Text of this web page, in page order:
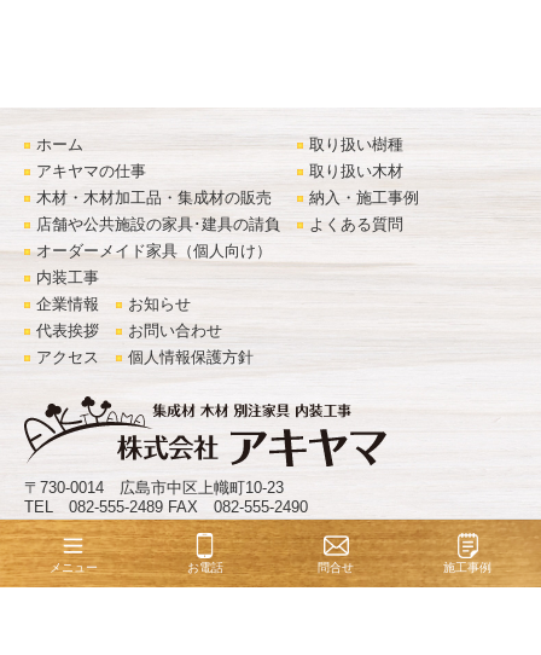
ホーム
アキヤマの仕事
木材・木材加工品・集成材の販売
店舗や公共施設の家具･建具の請負
オーダーメイド家具（個人向け）
内装工事
取り扱い樹種
取り扱い木材
納入・施工事例
よくある質問
企業情報
代表挨拶
アクセス
お知らせ
お問い合わせ
個人情報保護方針
〒730-0014 広島市中区上幟町10-23
TEL 082-555-2489 FAX 082-555-2490
© 株式会社アキヤマ . All Rights Reserved.
メニュー お電話 問合せ 施工事例